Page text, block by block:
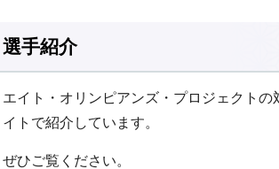
選手紹介
エイト・オリンピアンズ・プロジェクト
イトで紹介しています。
ぜひご覧ください。